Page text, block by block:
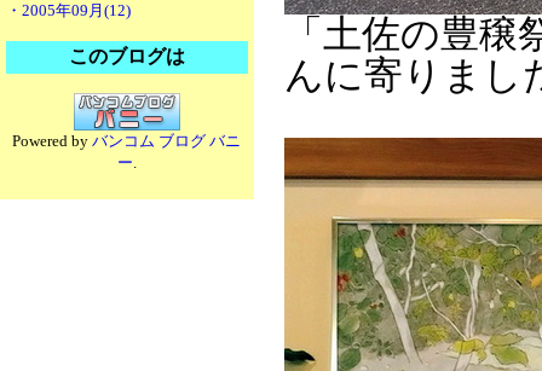
・2005年09月(12)
このブログは
Powered byバンコム ブログ バニ
ー.
「土佐の豊
んに寄りまし